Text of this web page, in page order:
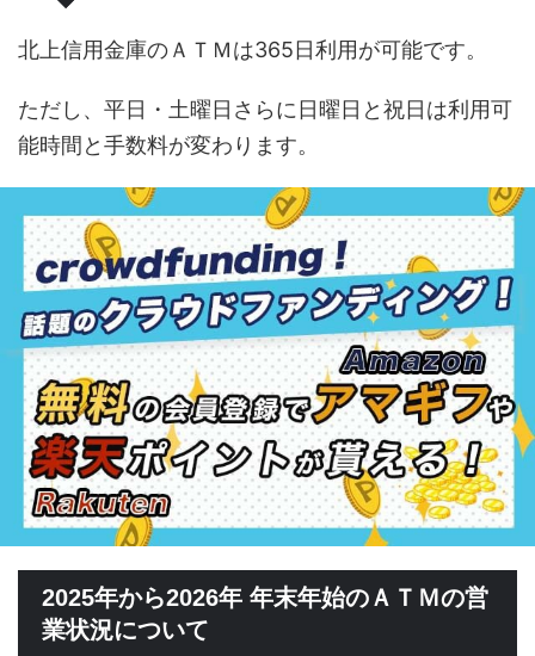
北上信用金庫のＡＴＭは365日利用が可能です。
ただし、平日・土曜日さらに日曜日と祝日は利用可
能時間と手数料が変わります。
2025年から2026年 年末年始のＡＴＭの営
業状況について